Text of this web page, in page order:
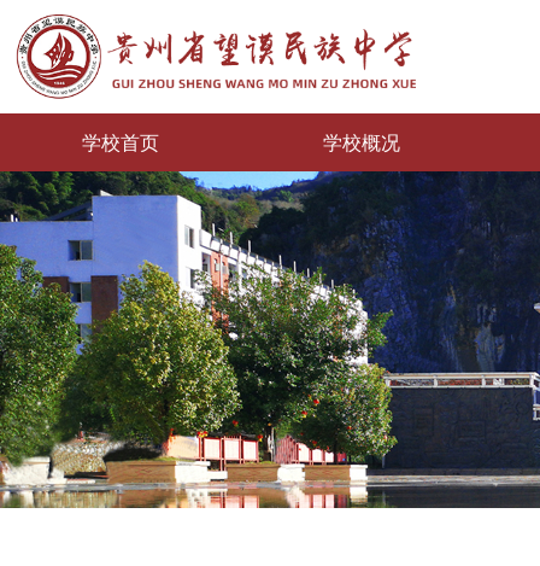
学校首页 学校概况